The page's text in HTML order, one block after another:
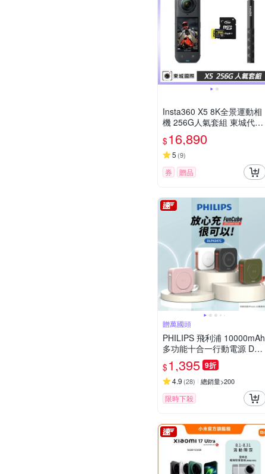
Insta360 X5 8K全景運動相
機 256G人氣套組 東城代理
公司貨
$16,890
5 (9)
券 贈品
贈萬國頭
PHILIPS 飛利浦 10000mAh
多功能十合一行動電源 DLP
4347C[特殺]
$1,395 9折
4.9 (28) 總銷量>200
限時下殺